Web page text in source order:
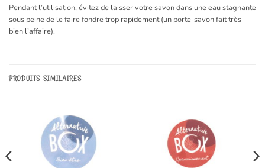
​Pendant l’utilisation, évitez de laisser votre savon dans une eau stagnante
sous peine de le faire fondre trop rapidement (un porte-savon fait très
bien l’affaire).
PRODUITS SIMILAIRES